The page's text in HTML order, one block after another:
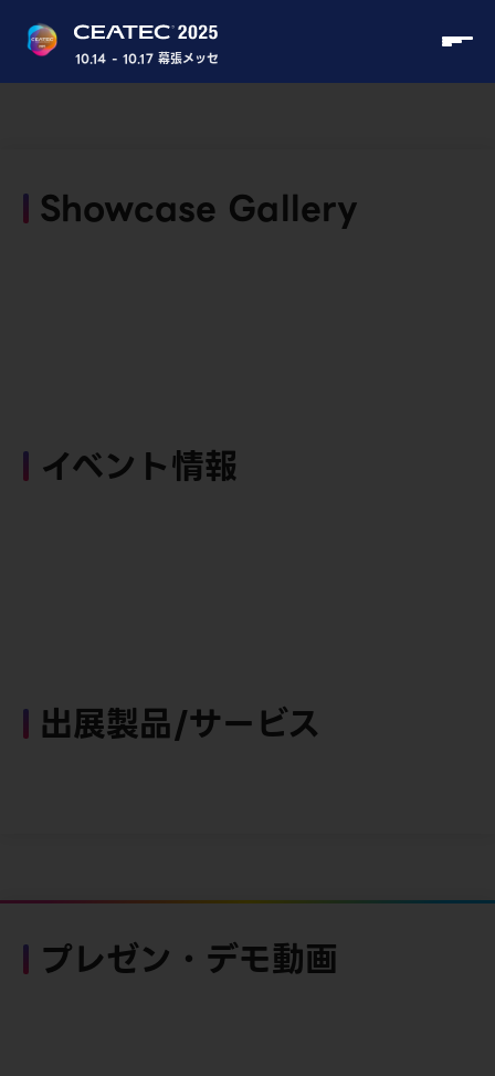
10.14 - 10.17 幕張メッセ
Showcase Gallery
イベント情報
出展製品/サービス
プレゼン・デモ動画